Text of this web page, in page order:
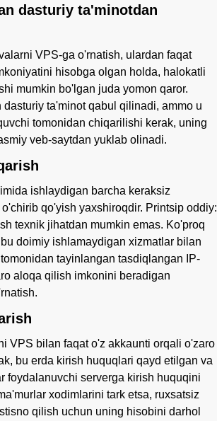
dasturiy ta'minotdan
VPS-ga o'rnatish, ulardan faqat
hisobga olgan holda, halokatli
mumkin bo'lgan juda yomon qaror.
dasturiy ta'minot qabul qilinadi, ammo u
tomonidan chiqarilishi kerak, uning
veb-saytdan yuklab olinadi.
ishlaydigan barcha keraksiz
qo'yish yaxshiroqdir. Printsip oddiy:
texnik jihatdan mumkin emas. Ko'proq
doimiy ishlamaydigan xizmatlar bilan
tayinlangan tasdiqlangan IP-
aloqa qilish imkonini beradigan
VPS bilan faqat o'z akkaunti orqali o'zaro
bu erda kirish huquqlari qayd etilgan va
foydalanuvchi serverga kirish huquqini
xodimlarini tark etsa, ruxsatsiz
qilish uchun uning hisobini darhol